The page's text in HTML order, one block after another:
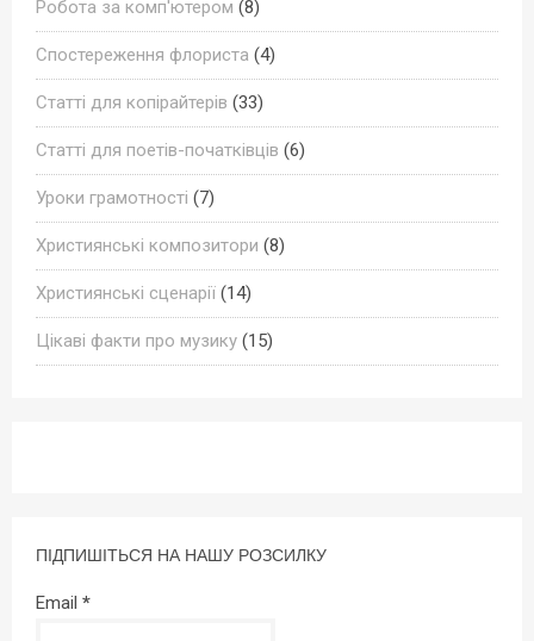
Робота за комп'ютером (8)
Спостереження флориста (4)
Статті для копірайтерів (33)
Статті для поетів-початківців (6)
Уроки грамотності (7)
Християнські композитори (8)
Християнські сценарії (14)
Цікаві факти про музику (15)
ПІДПИШІТЬСЯ НА НАШУ РОЗСИЛКУ
Email *